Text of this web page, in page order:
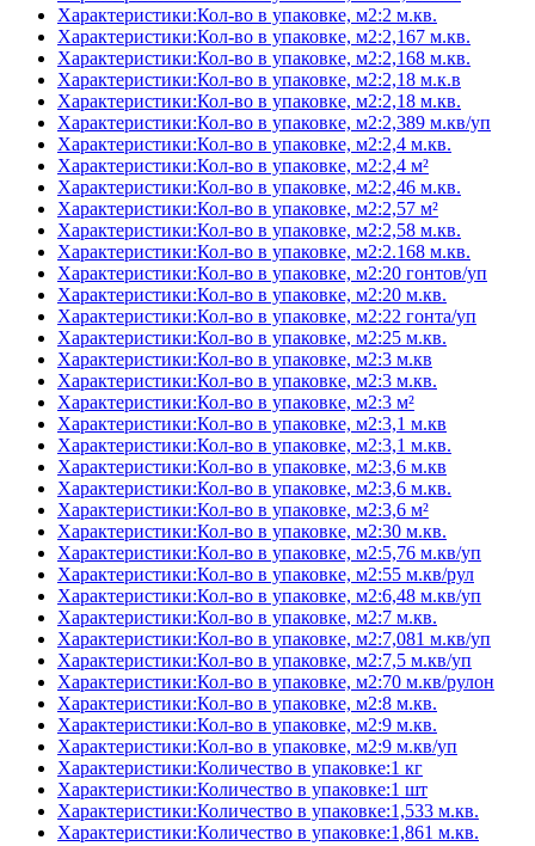
Характеристики:Кол-во в упаковке, м2:2 м.кв.
Характеристики:Кол-во в упаковке, м2:2,167 м.кв.
Характеристики:Кол-во в упаковке, м2:2,168 м.кв.
Характеристики:Кол-во в упаковке, м2:2,18 м.к.в
Характеристики:Кол-во в упаковке, м2:2,18 м.кв.
Характеристики:Кол-во в упаковке, м2:2,389 м.кв/уп
Характеристики:Кол-во в упаковке, м2:2,4 м.кв.
Характеристики:Кол-во в упаковке, м2:2,4 м²
Характеристики:Кол-во в упаковке, м2:2,46 м.кв.
Характеристики:Кол-во в упаковке, м2:2,57 м²
Характеристики:Кол-во в упаковке, м2:2,58 м.кв.
Характеристики:Кол-во в упаковке, м2:2.168 м.кв.
Характеристики:Кол-во в упаковке, м2:20 гонтов/уп
Характеристики:Кол-во в упаковке, м2:20 м.кв.
Характеристики:Кол-во в упаковке, м2:22 гонта/уп
Характеристики:Кол-во в упаковке, м2:25 м.кв.
Характеристики:Кол-во в упаковке, м2:3 м.кв
Характеристики:Кол-во в упаковке, м2:3 м.кв.
Характеристики:Кол-во в упаковке, м2:3 м²
Характеристики:Кол-во в упаковке, м2:3,1 м.кв
Характеристики:Кол-во в упаковке, м2:3,1 м.кв.
Характеристики:Кол-во в упаковке, м2:3,6 м.кв
Характеристики:Кол-во в упаковке, м2:3,6 м.кв.
Характеристики:Кол-во в упаковке, м2:3,6 м²
Характеристики:Кол-во в упаковке, м2:30 м.кв.
Характеристики:Кол-во в упаковке, м2:5,76 м.кв/уп
Характеристики:Кол-во в упаковке, м2:55 м.кв/рул
Характеристики:Кол-во в упаковке, м2:6,48 м.кв/уп
Характеристики:Кол-во в упаковке, м2:7 м.кв.
Характеристики:Кол-во в упаковке, м2:7,081 м.кв/уп
Характеристики:Кол-во в упаковке, м2:7,5 м.кв/уп
Характеристики:Кол-во в упаковке, м2:70 м.кв/рулон
Характеристики:Кол-во в упаковке, м2:8 м.кв.
Характеристики:Кол-во в упаковке, м2:9 м.кв.
Характеристики:Кол-во в упаковке, м2:9 м.кв/уп
Характеристики:Количество в упаковке:1 кг
Характеристики:Количество в упаковке:1 шт
Характеристики:Количество в упаковке:1,533 м.кв.
Характеристики:Количество в упаковке:1,861 м.кв.